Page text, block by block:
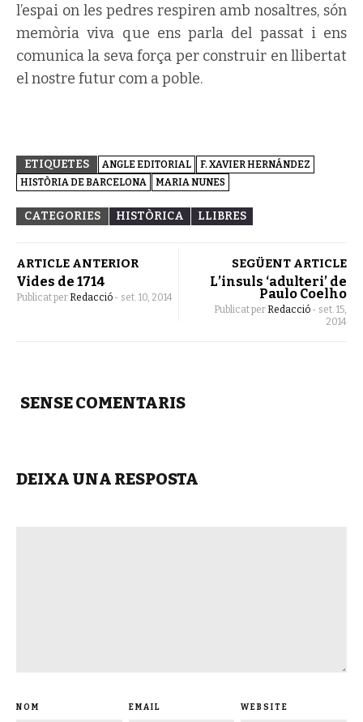
l’espai on les pedres respiren amb nosaltres, són
memòria viva que ens parla del passat i ens
comunica la seva força per construir en llibertat
el nostre futur com a poble.
ETIQUETES ANGLE EDITORIAL
F. XAVIER HERNÁNDEZ
HISTÒRIA DE BARCELONA
MARIA NUNES
CATEGORIES HISTÒRICA LLIBRES
ARTICLE ANTERIOR
Vides de 1714
Publicat per Redacció - set. 10, 2014
SEGÜENT ARTICLE
L’insuls ‘adulteri’ de
Paulo Coelho
Publicat per Redacció - set. 15,
2014
SENSE COMENTARIS
DEIXA UNA RESPOSTA
NOM EMAIL WEBSITE